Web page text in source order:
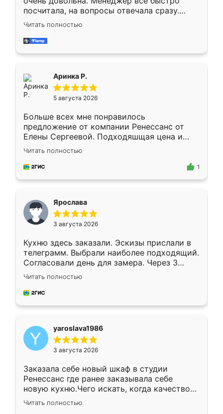
посчитала, на вопросы отвечала сразу.
Замерщик приехал в субботу, подошёл к
делу со всей ответственностью. Собрали
за день, ребята работали аккуратно, даже
Читать полностью
Аринка Р.
5 августа 2026
Больше всех мне понравилось
предложение от компании Ренессанс от
Елены Сергеевой. Подходяшщая цена и
короткие сроки изготовления. Приехавший
для замера сотрудник Владислав
предложил по моему эскизу самый
Читать полностью
1
Ярослава
3 августа 2026
Кухню здесь заказали. Эскизы прислали в
телеграмм. Выбрали наиболее подходящий.
Согласовали день для замера. Через 3
недели кухня была уже готова. Остались
довольны работой. Спасибо Ренессанс
мебель за качественную работу!
Читать полностью
yaroslava1986
3 августа 2026
Заказала себе новый шкаф в студии
Ренессанс где ранее заказывала себе
новую кухню.Чего искать, когда качеством
вполне довольна. Служит кухня уже почти
два года, нареканий нет.
Читать полностью